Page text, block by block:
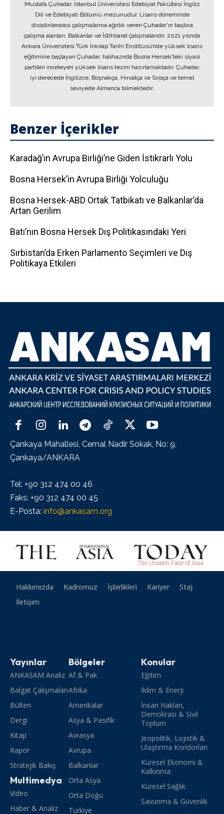
Mustafa Çuhadar, İstanbul Üniversitesi Edebiyat Fakültesi İngiliz
Dili ve Edebiyatı Bölümü mezunudur. Lisans döneminde
disiplinlerarası çalışmalarına ağırlık veren Çuhadar'ın başlıca
çalışma alanları, Balkanlar ve İstihbarat çalışmalarıdır. 2021 yılında
Ankara Üniversitesi Türk İnkılap Tarihi Enstitüsü’nde yüksek lisans
eğitimine başlayan Çuhadar, halihazırda Bosna Hersek’teki siyasi
partileri inceleyen yüksek lisans tezini hazırlamaktadır. Çuhadar,
iyi derecede İngilizce, Boşnakça, Hırvatça ve Sırpça ve temel
seviyede Almanca bilmektedir.
Benzer İçerikler
Karadağ’ın Avrupa Birliği’ne Giden İstikrarlı Yolu
Bosna Hersek’in Avrupa Birliği Yolculuğu
Bosna Hersek-ABD Ortak Tatbikatı ve Balkanlar’da
Artan Gerilim
Batı’nın Bosna Hersek Dış Politikasındaki Yeri
Sırbistan’da Erken Parlamento Seçimleri ve Dış
Politikaya Etkileri
Çankaya Mahallesi, Cemal Nadir Sokak, No: 9,
Çankaya/ANKARA
Tel: +90 312 474 00 46
Faks: +90 312 474 00 45
E-Posta: info@ankasam.org
Hakkımızda Kadromuz İşbirlikleri Kariyer
Staj
İletişim
Yayınlar
ANKASAM Analiz
Balgat Çalışmaları
Bülten
Dergi
Kitap
Rapor
Stratejik Bakış
Multimedya
Video
Haber & Analiz
Bölgeler
Af & Pak
Afrika
Amerikalar
Asya & Pasifik
Avrasya
Avrupa
Balkanlar
Orta Asya
Orta Doğu
Türkiye
Konular
Eğitim
İklim & Enerji
İnsan Hakları,
Demokrasi & Sivil
Toplum
Jeopolitik, Lojistik &
Ulaştırma Koridorları
Küresel Ekonomi &
Kalkınma
Küresel Sağlık
Savunma & Güvenlik